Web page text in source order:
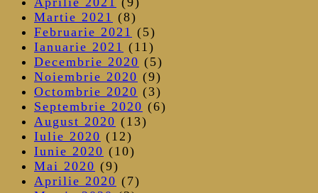
Martie 2021 (8)
Februarie 2021 (5)
Ianuarie 2021 (11)
Decembrie 2020 (5)
Noiembrie 2020 (9)
Octombrie 2020 (3)
Septembrie 2020 (6)
August 2020 (13)
Iulie 2020 (12)
Iunie 2020 (10)
Mai 2020 (9)
Aprilie 2020 (7)